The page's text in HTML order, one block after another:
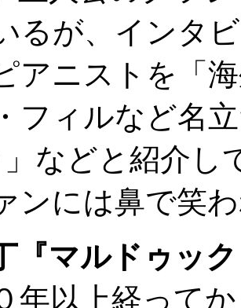
るが、インタ
アニストを「
フィルなど名
」などと紹介し
ンには鼻で笑
『マルドゥッ
年以上経って